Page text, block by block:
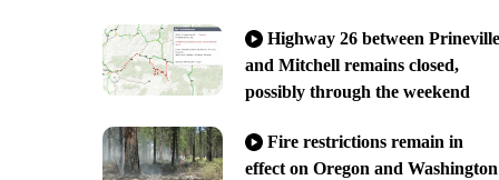
Highway 26 between Prineville
and Mitchell remains closed,
possibly through the weekend
Fire restrictions remain in
effect on Oregon and Washington